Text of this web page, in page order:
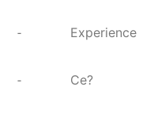
⁃ Experience
⁃ Ce?